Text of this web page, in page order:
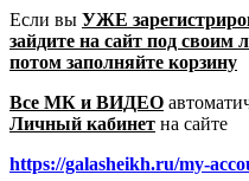
Если вы УЖЕ
зайдите на сайт под своим
потом заполняйте корзину
Все МК и ВИДЕО
Личный кабинет на сайте
https://galasheikh.ru/my-